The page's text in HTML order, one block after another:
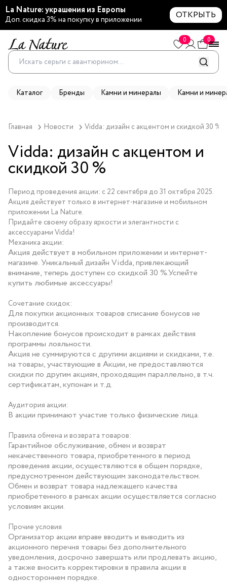
La Nature: украшения из Европы
Доп. скидка 3% на покупку в приложении ОТКРЫТЬ
0 0
Каталог Бренды Камни и минералы Камни и
Главная Новости Vidda: дизайн с акцентом и скидкой 30 %
Vidda: дизайн с акцентом и
скидкой 30 %
Период проведения акции: с 22 сентября до 31 октября 2025.
Акция действует только в интернет-магазине и мобильном
приложении La Nature.
Придайте своему образу яркости и элегантности с
аксессуарами Vidda!
Механика акции:
Акция действует в мобильном приложении и интернет-
магазине. Уникальный дизайн Vidda, привлекающий
внимание, теперь доступен со скидкой 30 %.Успейте
купить любимые аксессуары!
Сочетание скидок:
Для покупки акционных товаров списание бонусов не
производится.
Накопление бонусов происходит в рамках действия
программы лояльности.
Акция не суммируются с другими акциями и скидками, т.е.
на товары, участвующие в Акции, не предоставляются
скидки по другим акциям, проходящим параллельно, в т.ч.
сертификатам, купонам и т.д.
Аудитория акции:
В акции принимают участие только физические лица.
Правила обмена и возврата товаров:
Гарантийное обслуживание, обмен и возврат
некачественного товара, приобретенного в период
проведения акции, осуществляются в общем порядке,
предусмотренном действующим законодательством.
Обмен и возврат товара надлежащего качества
приобретенного в рамках акции осуществляется согласно
условиям акции.
Прочие условия
Организатор акции вправе вводить и выводить из
акционного перечня товары без дополнительного
уведомления, досрочно завершать или продлевать акцию,
а также вносить корректировки в правила акции в
одностороннем порядке.